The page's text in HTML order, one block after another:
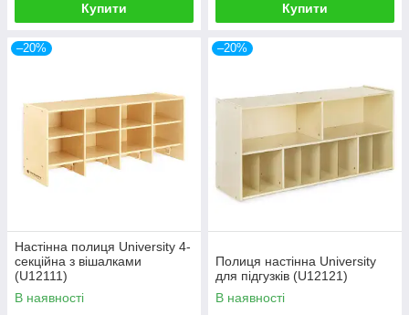
Купити Купити
–20%
Настінна полиця University 4-
секційна з вішалками
(U12111)
В наявності
–20%
Полиця настінна University
для підгузків (U12121)
В наявності